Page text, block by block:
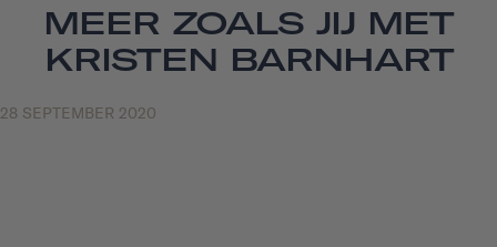
MEER ZOALS JIJ MET
KRISTEN BARNHART
28 SEPTEMBER 2020